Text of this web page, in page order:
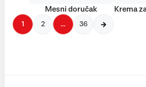
Mesni doručak Krema
1 2 … 36